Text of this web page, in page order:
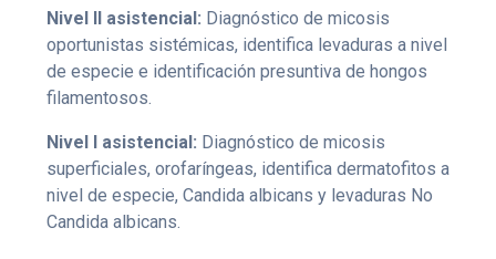
Nivel II asistencial: Diagnóstico de micosis
oportunistas sistémicas, identifica levaduras a nivel
de especie e identificación presuntiva de hongos
filamentosos.
Nivel I asistencial: Diagnóstico de micosis
superficiales, orofaríngeas, identifica dermatofitos a
nivel de especie, Candida albicans y levaduras No
Candida albicans.